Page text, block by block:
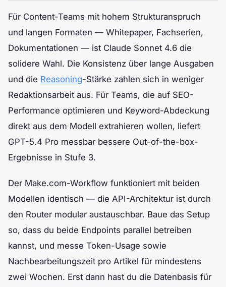
Für Content-Teams mit hohem Strukturanspruch
und langen Formaten — Whitepaper, Fachserien,
Dokumentationen — ist Claude Sonnet 4.6 die
solidere Wahl. Die Konsistenz über lange Ausgaben
und die Reasoning-Stärke zahlen sich in weniger
Redaktionsarbeit aus. Für Teams, die auf SEO-
Performance optimieren und Keyword-Abdeckung
direkt aus dem Modell extrahieren wollen, liefert
GPT-5.4 Pro messbar bessere Out-of-the-box-
Ergebnisse in Stufe 3.
Der Make.com-Workflow funktioniert mit beiden
Modellen identisch — die API-Architektur ist durch
den Router modular austauschbar. Baue das Setup
so, dass du beide Endpoints parallel betreiben
kannst, und messe Token-Usage sowie
Nachbearbeitungszeit pro Artikel für mindestens
zwei Wochen. Erst dann hast du die Datenbasis für